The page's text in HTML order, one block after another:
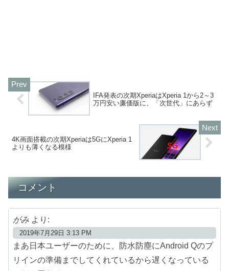
IFA発表の次期XperiaはXperia 1から2～3
万円安い廉価版に、「次世代」にあらず
4K画面搭載の次期Xperiaは5GにXperia 1
よりも薄くなる模様
コメント
がみ より:
2019年7月29日 3:13 PM
まあ日本ユーザーのために、防水防塵にAndroid Qのプ
リインの準備までしてくれているから遅くなっている